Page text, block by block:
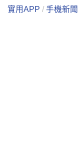
實用APP / 手機新聞